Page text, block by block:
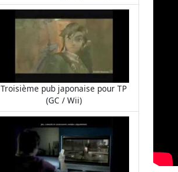
Troisième pub japonaise pour TP
(GC / Wii)